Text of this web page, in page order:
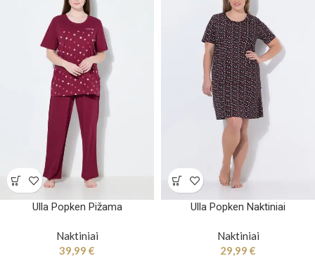
Ulla Popken Pižama
Naktiniai
39,99 €
Ulla Popken Naktiniai
Naktiniai
29,99 €